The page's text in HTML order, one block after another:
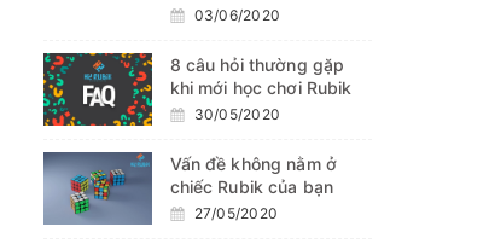
03/06/2020
8 câu hỏi thường gặp
khi mới học chơi Rubik
30/05/2020
Vấn đề không nằm ở
chiếc Rubik của bạn
27/05/2020